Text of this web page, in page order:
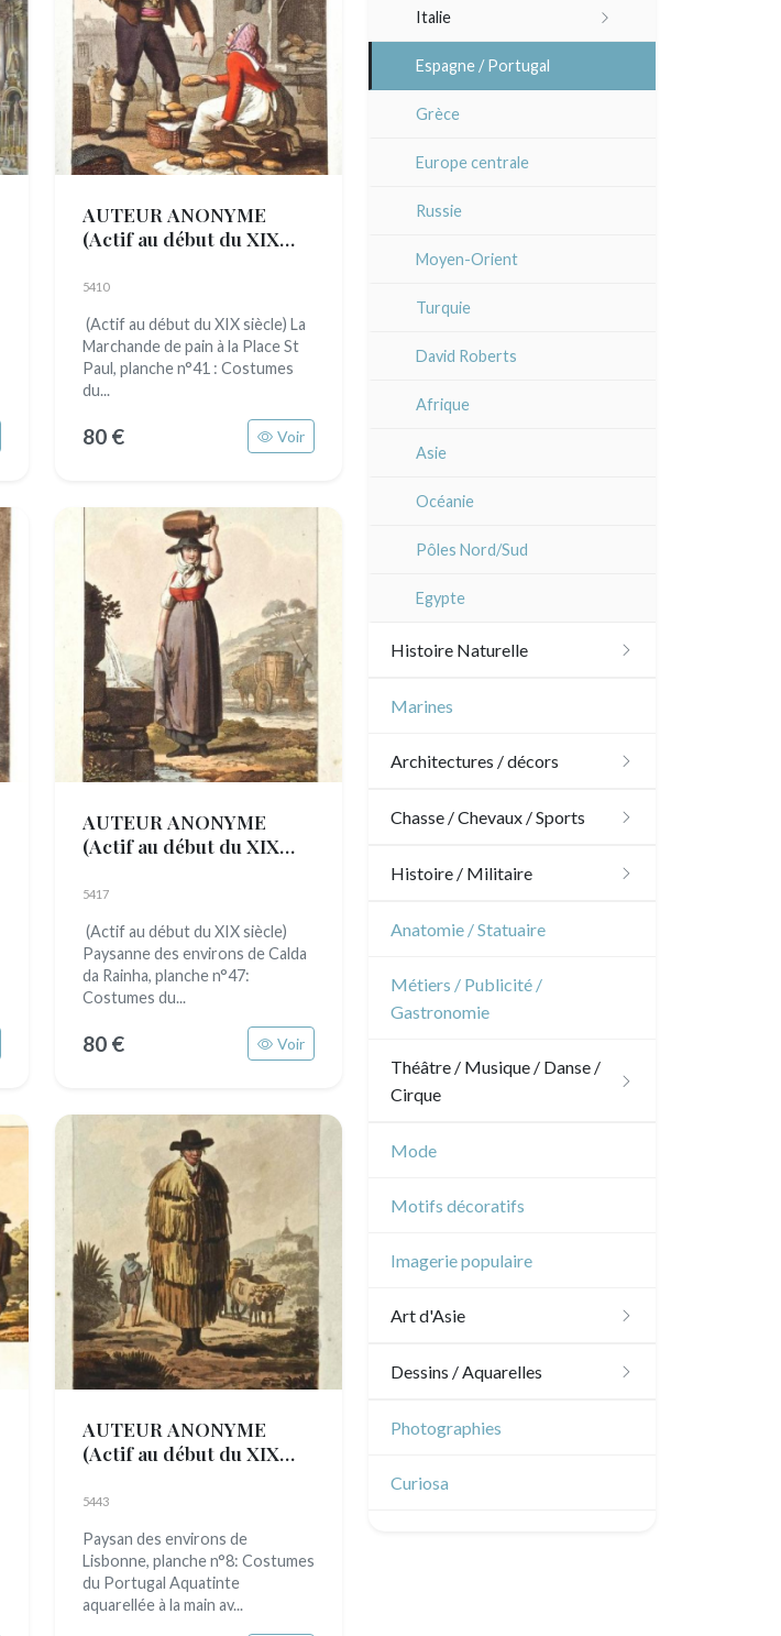
AUTEUR ANONYME
(Actif au début du XIX
5410
(Actif au début du XIX siècle) La
Marchande de pain à la Place St
Paul, planche n°41 : Costumes
du...
80 € Voir
AUTEUR ANONYME
(Actif au début du XIX
5417
(Actif au début du XIX siècle)
Paysanne des environs de Calda
da Rainha, planche n°47:
Costumes du...
80 € Voir
AUTEUR ANONYME
(Actif au début du XIX
5443
Paysan des environs de
Lisbonne, planche n°8: Costumes
du Portugal Aquatinte
aquarellée à la main av...
Lisa Takahashi
Cleo Wilkinson
Divers
Italie
Rome
Espagne / Portugal
Grèce
Europe centrale
Russie
Moyen-Orient
Turquie
David Roberts
Afrique
Asie
Océanie
Pôles Nord/Sud
Egypte
Histoire Naturelle
Oiseaux
Pierre-Joseph Redouté
Animaux sauvages
Marines
Architectures / décors
Architecture
Chasse / Chevaux / Sports
Chasse
Histoire / Militaire
Militaire
Napoléon et Empire
Anatomie / Statuaire
Métiers / Publicité /
Gastronomie
Théâtre / Musique / Danse /
Cirque
Théâtre
Mode
Motifs décoratifs
Imagerie populaire
Art d'Asie
Dessins japonais
Dessins / Aquarelles
Émile Sulpis (dessins)
Photographies
Curiosa